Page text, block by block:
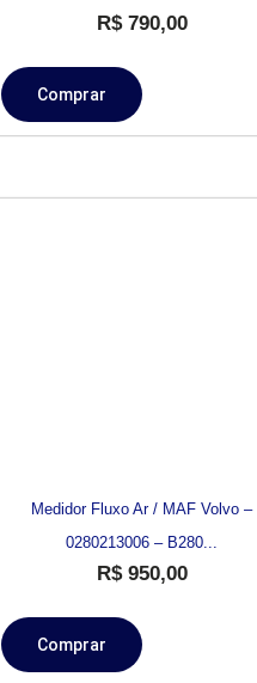
R$790,00
Comprar
Medidor Fluxo Ar / MAF Volvo –
0280213006 – B280...
R$950,00
Comprar